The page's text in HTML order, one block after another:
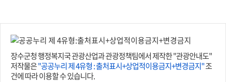
장수군청 행정복지국 관광산업과 관광정책팀에서 제작한 "관광안내도"
저작물은"공공누리 제 4유형 : 출처표시+상업적이용금지+변경금지"조
건에 따라 이용할 수 있습니다.